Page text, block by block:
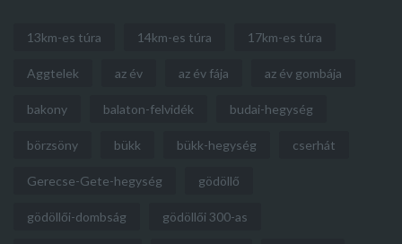
13km-es túra 14km-es túra 17km-es túra
Aggtelek az év az év fája az év gombája
bakony balaton-felvidék budai-hegység
börzsöny bükk bükk-hegység cserhát
Gerecse-Gete-hegység gödöllő
gödöllői-dombság gödöllői 300-as